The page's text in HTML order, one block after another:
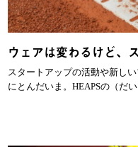
ウェアは変わるけど、
スタートアップの活動や新し
にとんだいま。HEAPSの（だ